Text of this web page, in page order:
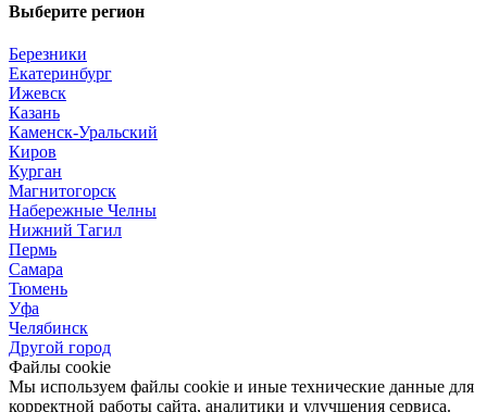
Выберите регион
Березники
Екатеринбург
Ижевск
Казань
Каменск-Уральский
Киров
Курган
Магнитогорск
Набережные Челны
Нижний Тагил
Пермь
Самара
Тюмень
Уфа
Челябинск
Другой город
Файлы cookie
Мы используем файлы cookie и иные технические данные для
корректной работы сайта, аналитики и улучшения сервиса.